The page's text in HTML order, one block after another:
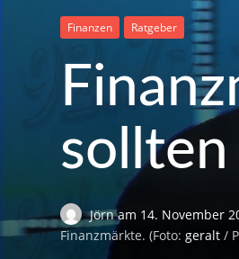
Finanzen Ratgeber
sollten
Jörnam 14. November
Finanzmärkte. (Foto:geralt /